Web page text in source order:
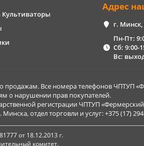
Адрес
г.
Пн-Пт:
Сб: 9:00-
Вс:
Все номера телефонов ЧПТУП
о нарушении прав покупателей.
регистрации ЧПТУП
отдел торговли и услуг: +375 (17)
от 18.12.2013 г.
комитет.